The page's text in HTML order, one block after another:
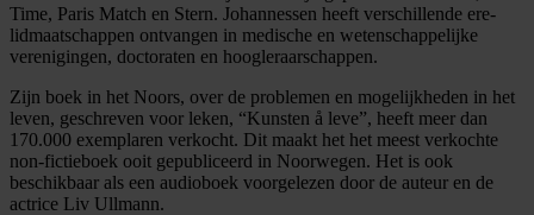
Time, Paris Match en Stern. Johannessen heeft verschillende ere-
lidmaatschappen ontvangen in medische en wetenschappelijke
verenigingen, doctoraten en hoogleraarschappen.
Zijn boek in het Noors, over de problemen en mogelijkheden in het
leven, geschreven voor leken, “Kunsten å leve”, heeft meer dan
170.000 exemplaren verkocht. Dit maakt het het meest verkochte
non-fictieboek ooit gepubliceerd in Noorwegen. Het is ook
beschikbaar als een audioboek voorgelezen door de auteur en de
actrice Liv Ullmann.